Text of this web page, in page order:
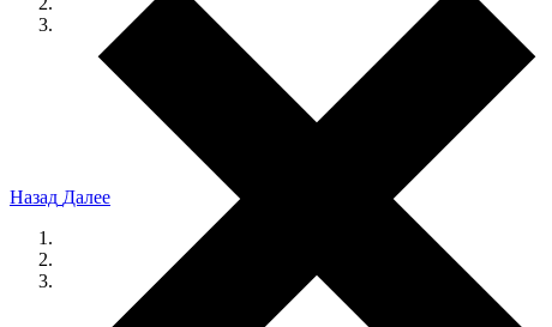
Назад Далее